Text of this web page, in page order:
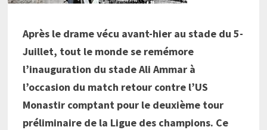
Après le drame vécu avant-hier au stade du 5-
Juillet, tout le monde se remémore
l’inauguration du stade Ali Ammar à
l’occasion du match retour contre l’US
Monastir comptant pour le deuxième tour
préliminaire de la Ligue des champions. Ce